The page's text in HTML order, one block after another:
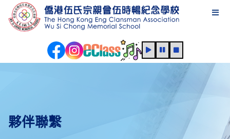
夥伴聯繫